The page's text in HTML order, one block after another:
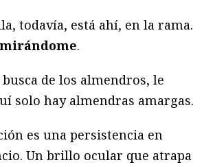
todavía, está ahí, en la rama.
.
de los almendros, le
solo hay almendras amargas.
es una persistencia en
Un brillo ocular que atrapa